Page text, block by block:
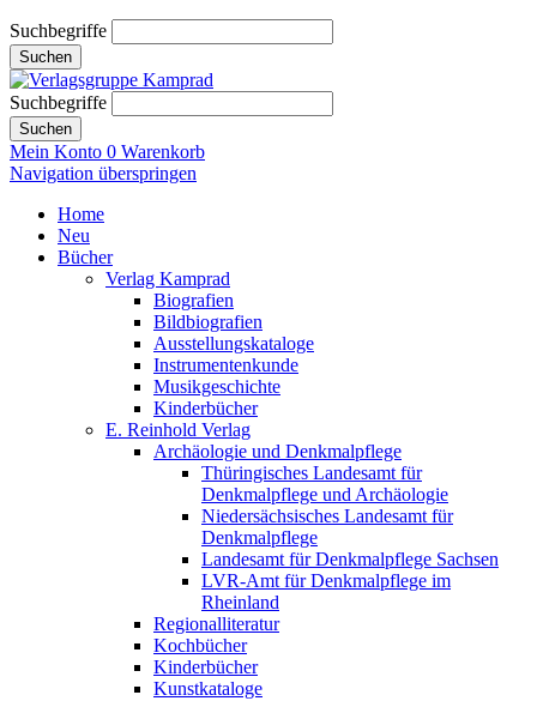
Suchbegriffe
Suchen
Suchbegriffe
Suchen
Mein Konto 0 Warenkorb
Navigation überspringen
Home
Neu
Bücher
Verlag Kamprad
Biografien
Bildbiografien
Ausstellungskataloge
Instrumentenkunde
Musikgeschichte
Kinderbücher
E. Reinhold Verlag
Archäologie und Denkmalpflege
Thüringisches Landesamt für
Denkmalpflege und Archäologie
Niedersächsisches Landesamt für
Denkmalpflege
Landesamt für Denkmalpflege Sachsen
LVR-Amt für Denkmalpflege im
Rheinland
Regionalliteratur
Kochbücher
Kinderbücher
Kunstkataloge